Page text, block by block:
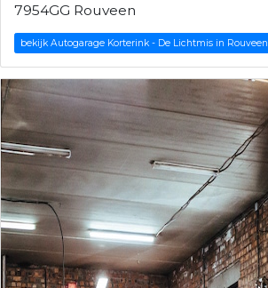
7954GG Rouveen
bekijk Autogarage Korterink - De Lichtmis in Rouveen